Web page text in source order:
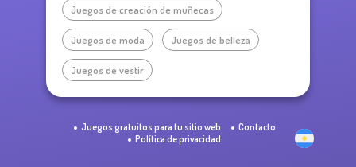
Juegos de creación de muñecas
Juegos de moda Juegos de belleza
Juegos de vestir
Juegos gratuitos para tu sitio web
Contacto
Política de privacidad